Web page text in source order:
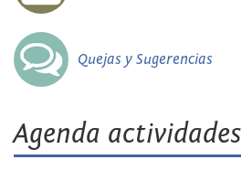
Quejas y Sugerencias
Agenda actividades